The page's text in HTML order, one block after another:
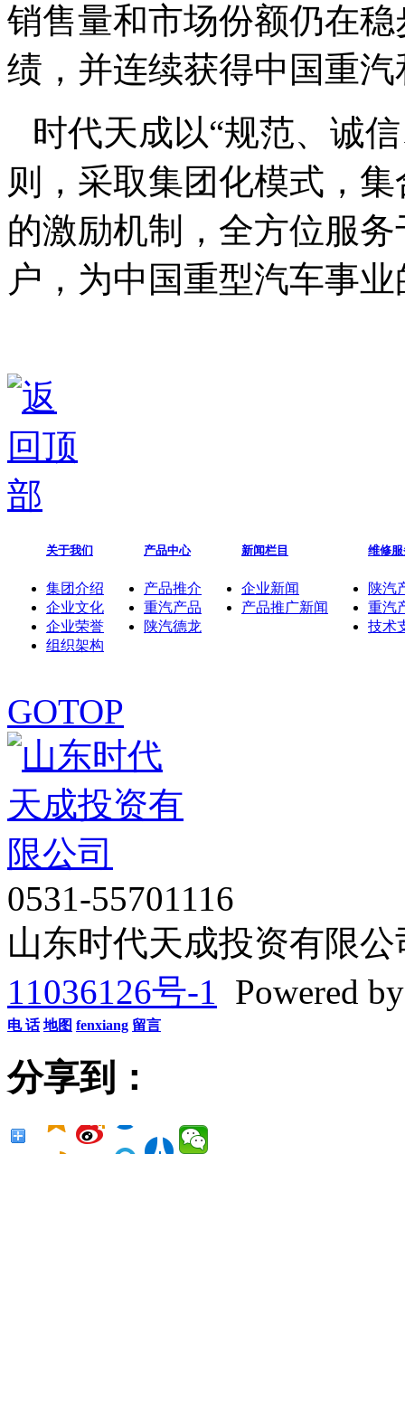
销售量和市场份额仍在
绩，并连续获得中国重
时代天成以“规范、诚
则，采取集团化模式，
的激励机制，全方位服
户，为中国重型汽车事
关于我们
集团介绍
企业文化
企业荣誉
组织架构
产品中心
产品推介
重汽产品
陕汽德龙
新闻栏目
企业新闻
产品推广新闻
维修
陕汽
重汽
技术
GOTOP
0531-55701116
山东时代天成投资有限
11036126号-1 Powered
电 话 地图 fenxiang 留言
分享到：